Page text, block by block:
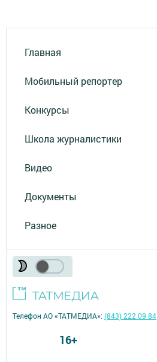
Главная
Мобильный репортер
Конкурсы
Школа журналистики
Видео
Документы
Разное
Телефон АО «ТАТМЕДИА»:(843) 222 09 84
16+